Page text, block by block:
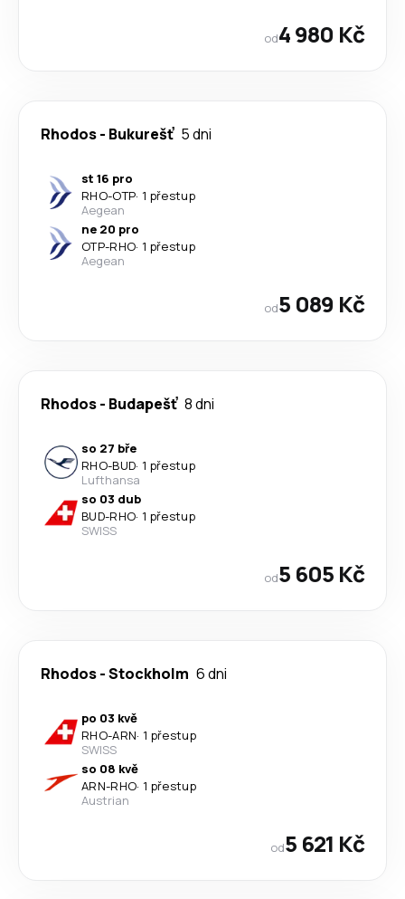
od4 980 Kč
Rhodos- Bukurešť 5 dni
st 16 pro
RHO-OTP· 1 přestup
Aegean
ne 20 pro
OTP-RHO· 1 přestup
Aegean
od5 089 Kč
Rhodos- Budapešť 8 dni
so 27 bře
RHO-BUD· 1 přestup
Lufthansa
so 03 dub
BUD-RHO· 1 přestup
SWISS
od5 605 Kč
Rhodos-Stockholm 6 dni
po 03 kvě
RHO-ARN· 1 přestup
SWISS
so 08 kvě
ARN-RHO· 1 přestup
Austrian
od5 621 Kč